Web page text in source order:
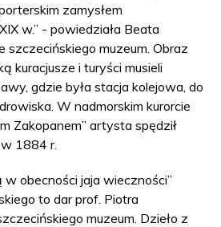
zamysłem
w.” - powiedziała Beata
szczecińskiego muzeum. Obraz
kuracjusze i turyści musieli
gdzie była stacja kolejowa, do
W nadmorskim kurorcie
Zakopanem” artysta spędził
1884 r.
w obecności jaja wieczności”
to dar prof. Piotra
muzeum. Dzieło z